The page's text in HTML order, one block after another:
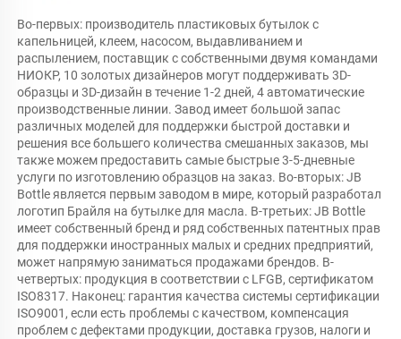
Во-первых: производитель пластиковых бутылок с
капельницей, клеем, насосом, выдавливанием и
распылением, поставщик с собственными двумя командами
НИОКР, 10 золотых дизайнеров могут поддерживать 3D-
образцы и 3D-дизайн в течение 1-2 дней, 4 автоматические
производственные линии. Завод имеет большой запас
различных моделей для поддержки быстрой доставки и
решения все большего количества смешанных заказов, мы
также можем предоставить самые быстрые 3-5-дневные
услуги по изготовлению образцов на заказ. Во-вторых: JB
Bottle является первым заводом в мире, который разработал
логотип Брайля на бутылке для масла. В-третьих: JB Bottle
имеет собственный бренд и ряд собственных патентных прав
для поддержки иностранных малых и средних предприятий,
может напрямую заниматься продажами брендов. В-
четвертых: продукция в соответствии с LFGB, сертификатом
ISO8317. Наконец: гарантия качества системы сертификации
ISO9001, если есть проблемы с качеством, компенсация
проблем с дефектами продукции, доставка грузов, налоги и